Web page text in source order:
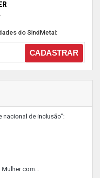
do SindMetal:
nacional de inclusão”:
com...